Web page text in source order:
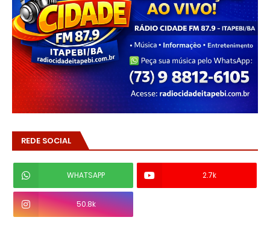
REDE SOCIAL
WHATSAPP 2.7k
50.8k